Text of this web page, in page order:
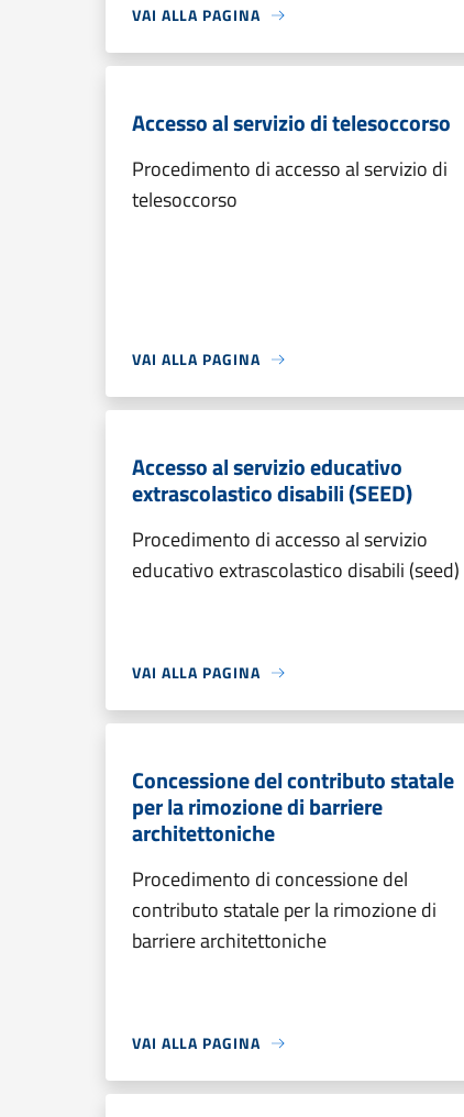
VAI ALLA PAGINA
Accesso al servizio di telesoccorso
Procedimento di accesso al servizio di
telesoccorso
VAI ALLA PAGINA
Accesso al servizio educativo
extrascolastico disabili (SEED)
Procedimento di accesso al servizio
educativo extrascolastico disabili (seed)
VAI ALLA PAGINA
Concessione del contributo statale
per la rimozione di barriere
architettoniche
Procedimento di concessione del
contributo statale per la rimozione di
barriere architettoniche
VAI ALLA PAGINA